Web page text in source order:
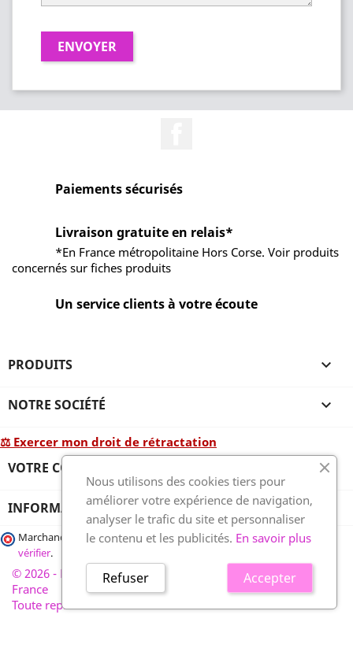
Paiements sécurisés
Livraison gratuite en relais*
*En France métropolitaine Hors Corse. Voir produits
concernés sur fiches produits
Un service clients à votre écoute
PRODUITS 
NOTRE SOCIÉTÉ 
⚖ Exercer mon droit de rétractation
VOTRE COMPTE 
INFORMATIONS
Marchand approuvé par la Société des Avis Garantis,cliquez ici pour
vérifier.
© 2026 - France-plaques-funéraires.fr, développé par Wess
France
Toute reproduction interdite
Nous utilisons des cookies tiers pour
améliorer votre expérience de navigation,
analyser le trafic du site et personnaliser
le contenu et les publicités. En savoir plus
Accepter
Refuser